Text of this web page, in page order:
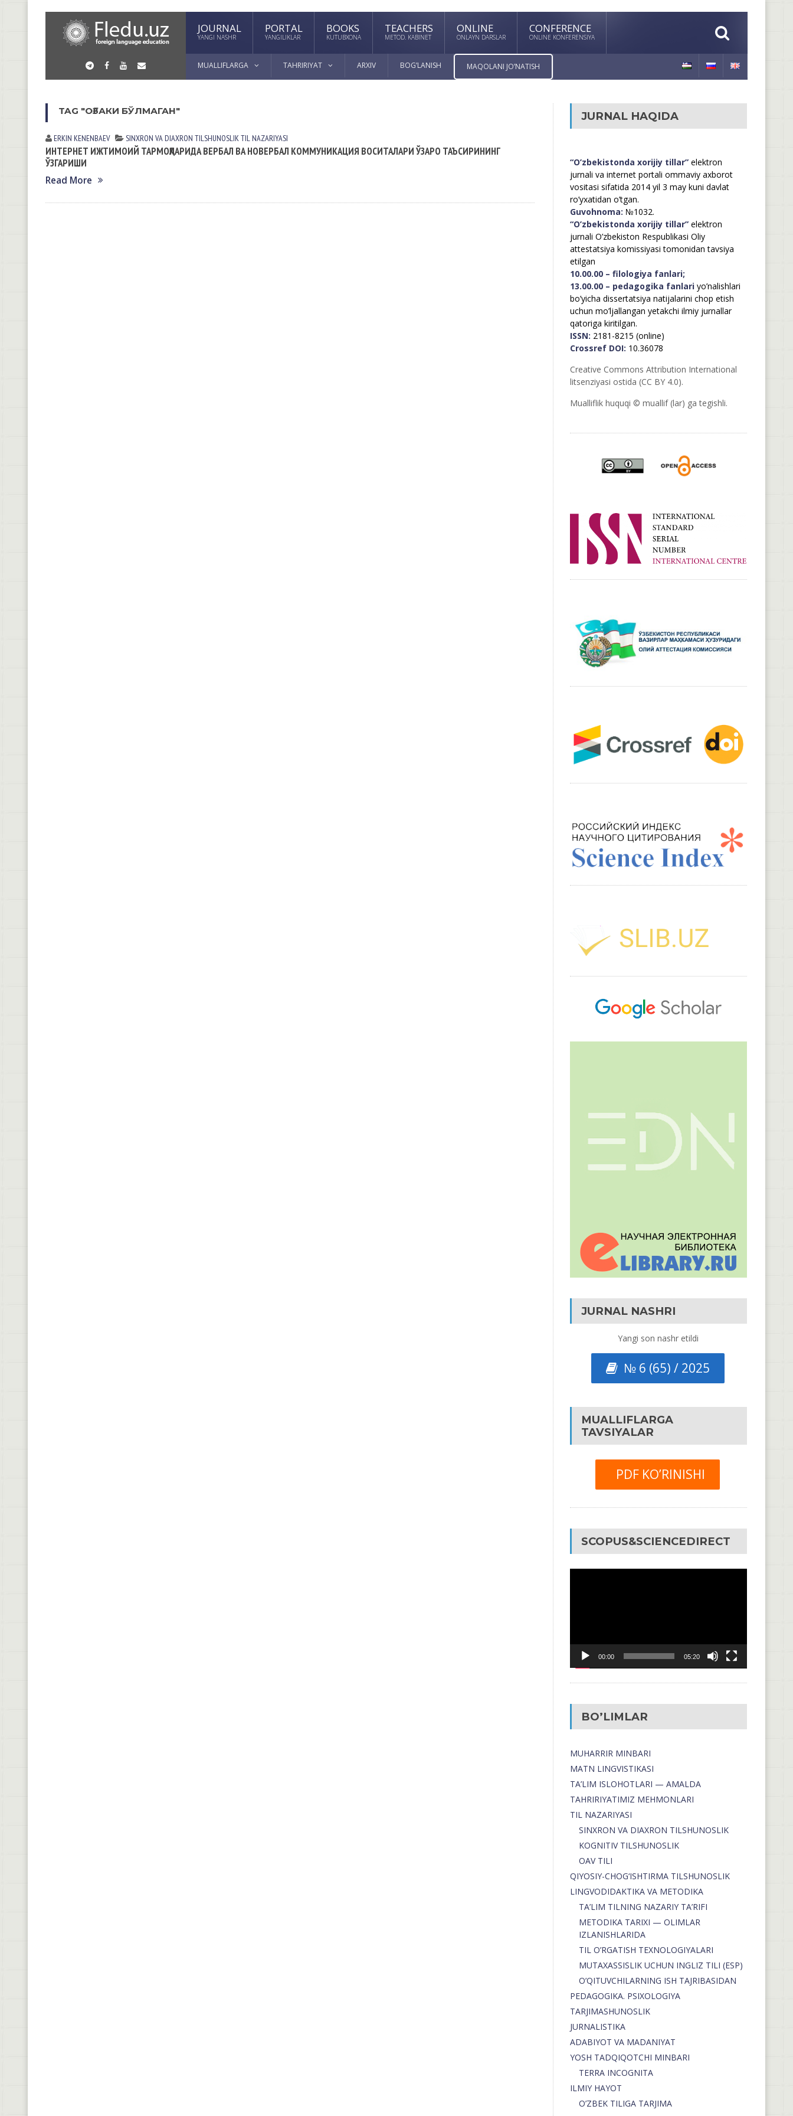
JOURNAL
YANGI NASHR
PORTAL
YANGILIKLAR
BOOKS
KUTUBXONA
TEACHERS
METOD. KABINET
ONLINE
ONLAYN DARSLAR
CONFERENCE
ONLINE KONFERENSIYA
MUALLIFLARGA TAHRIRIYAT ARXIV BOG’LANISH MAQOLANI JO’NATISH
TAG "ОҒЗАКИ БЎЛМАГАН"
ERKIN KENENBАEV SINXRON VА DIАXRON TILSHUNOSLIKTIL NАZАRIYASI
ИНТЕРНЕТ ИЖТИМОИЙ ТАРМОҚЛАРИДА ВЕРБАЛ ВА НОВЕРБАЛ КОММУНИКАЦИЯ ВОСИТАЛАРИ ЎЗАРО ТАЪСИРИНИНГ
ЎЗГАРИШИ
Read More
JURNAL HAQIDA
“O’zbekistonda xorijiy tillar”elektron
jurnali va internet portali ommaviy axborot
vositasi sifatida 2014 yil 3 may kuni davlat
ro’yxatidan o’tgan.
Guvohnoma: №1032.
“O’zbekistonda xorijiy tillar”elektron
jurnali O’zbekiston Respublikasi Oliy
attestatsiya komissiyasi tomonidan tavsiya
etilgan
10.00.00 – filologiya fanlari;
13.00.00 – pedagogika fanlariyo’nalishlari
bo’yicha dissertatsiya natijalarini chop etish
uchun mo’ljallangan yetakchi ilmiy jurnallar
qatoriga kiritilgan.
ISSN: 2181-8215 (online)
Crossref DOI: 10.36078
Creative Commons Attribution International
litsenziyasi ostida (CC BY 4.0).
Mualliflik huquqi © muallif (lar) ga tegishli.
JURNAL NASHRI
Yangi son nashr etildi
№ 6 (65) / 2025
MUALLIFLARGA
TAVSIYALAR
PDF KO’RINISHI
SCOPUS&SCIENCEDIRECT
00:00 05:20
BO’LIMLAR
MUHARRIR MINBARI
MATN LINGVISTIKASI
TA’LIM ISLOHOTLARI — AMALDA
TAHRIRIYATIMIZ MEHMONLARI
TIL NAZARIYASI
SINXRON VA DIAXRON TILSHUNOSLIK
KOGNITIV TILSHUNOSLIK
OAV TILI
QIYOSIY-CHOG‘ISHTIRMA TILSHUNOSLIK
LINGVODIDAKTIKA VA METODIKA
TA’LIM TILNING NAZARIY TA’RIFI
METODIKA TARIXI — OLIMLAR
IZLANISHLARIDA
TIL O’RGATISH TEXNOLOGIYALARI
MUTAXASSISLIK UCHUN INGLIZ TILI (ESP)
O’QITUVCHILARNING ISH TAJRIBASIDAN
PEDAGOGIKA. PSIXOLOGIYA
TARJIMASHUNOSLIK
JURNALISTIKA
ADABIYOT VA MADANIYAT
YOSH TADQIQOTCHI MINBARI
TERRA INCOGNITA
ILMIY HAYOT
O’ZBEK TILIGA TARJIMA